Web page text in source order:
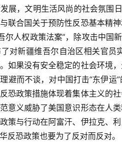
展，文明生活风尚的社会氛围
联合国关于预防性反恐基本精
尔人权政策法案”，除攻击中国
对新疆维吾尔自治区相关官
如果没有安全稳定的社会环境
避而不谈，对中国打击“东伊
恐政策措施体现着集体主义的
意义威胁了美国意识形态在人
策与行动在阿富汗、伊拉克、
反恐政策也要为了反对而反对。